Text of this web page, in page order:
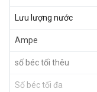
Lưu lượng nước
Ampe
số béc tối thêu
Số béc tối đa